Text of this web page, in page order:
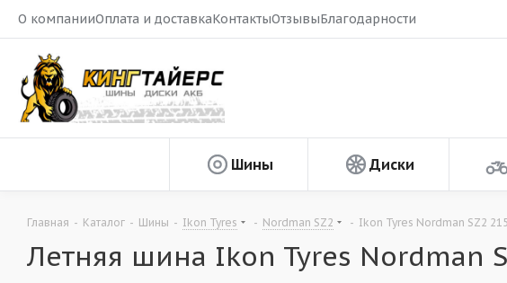
О компанииОплата и доставкаКонтактыОтзывыБлагодарности
Шины Диски
Главная - Каталог - Шины - Ikon Tyres - Nordman SZ2 - Ikon Tyres Nordman SZ2
Летняя шина Ikon Tyres Nordman